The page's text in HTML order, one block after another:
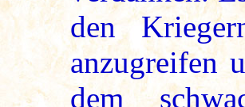
den
anzugreifen
dem